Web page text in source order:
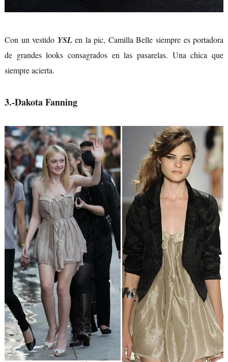
Con un vestido YSLen la pic, Camilla Belle siempre es portadora
de grandes looks consagrados en las pasarelas. Una chica que
siempre acierta.
3.-Dakota Fanning